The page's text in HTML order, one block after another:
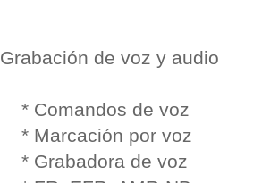
Grabación de voz y audio
* Comandos de voz
* Marcación por voz
* Grabadora de voz